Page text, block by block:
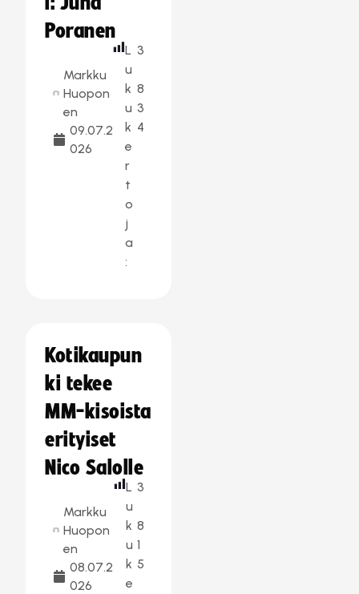
Poranen
Markku
Huopon
en
09.07.2
026
L
u
k
u
k
e
r
t
o
j
a
:
3
8
3
4
Kotikaupun
ki tekee
MM-kisoista
erityiset
Nico Salolle
Markku
Huopon
en
08.07.2
026
L
u
k
u
k
e
3
8
1
5